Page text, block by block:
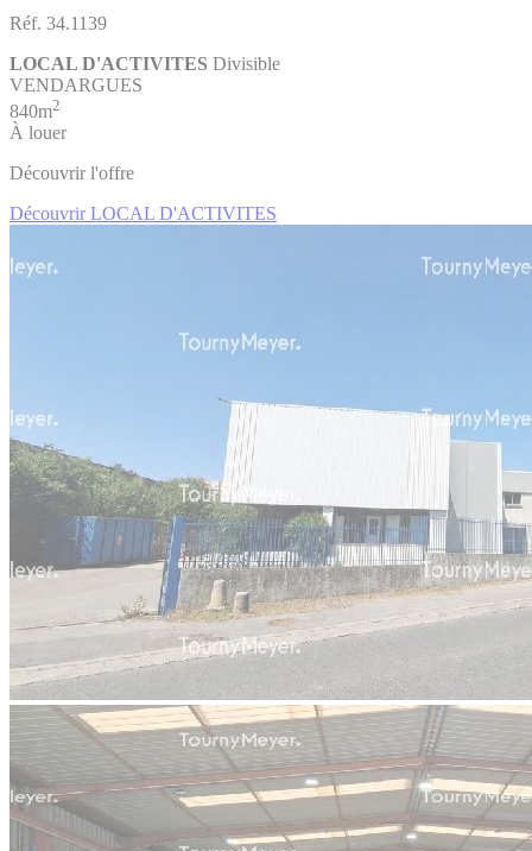
Réf. 34.1139
LOCAL D'ACTIVITES Divisible
VENDARGUES
840m2
À louer
Découvrir l'offre
Découvrir LOCAL D'ACTIVITES